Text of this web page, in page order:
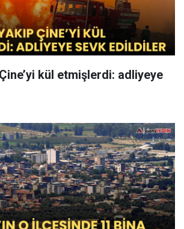
kül etmişlerdi: adliyeye